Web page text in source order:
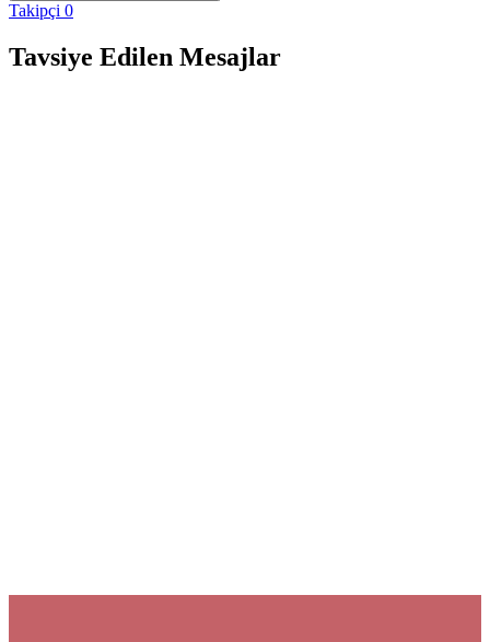
Takipçi 0
Tavsiye Edilen Mesajlar